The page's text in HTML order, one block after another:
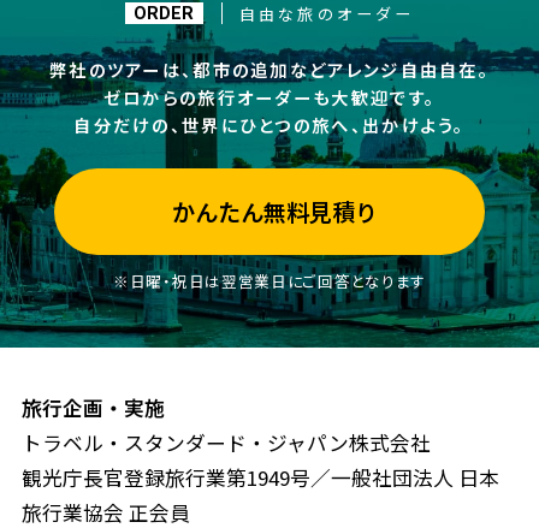
ORDER 自由な旅のオーダー
弊社のツアーは、都市の追加などアレンジ自由自在。
ゼロからの旅行オーダーも大歓迎です。
自分だけの、世界にひとつの旅へ、出かけよう。
かんたん無料見積り
※日曜・祝日は翌営業日にご回答となります
旅行企画・実施
トラベル・スタンダード・ジャパン株式会社
観光庁長官登録旅行業第1949号／一般社団法人 日本
旅行業協会 正会員